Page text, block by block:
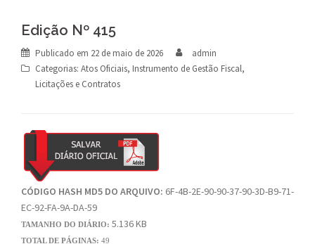
Edição Nº 415
Publicado em 22 de maio de 2026
admin
Categorias: Atos Oficiais, Instrumento de Gestão Fiscal,
Licitações e Contratos
CÓDIGO HASH MD5 DO ARQUIVO: 6F-4B-2E-90-90-37-90-3D-B9-71-
EC-92-FA-9A-DA-59
TAMANHO DO DIÁRIO: 5.136 KB
TOTAL DE PÁGINAS: 49